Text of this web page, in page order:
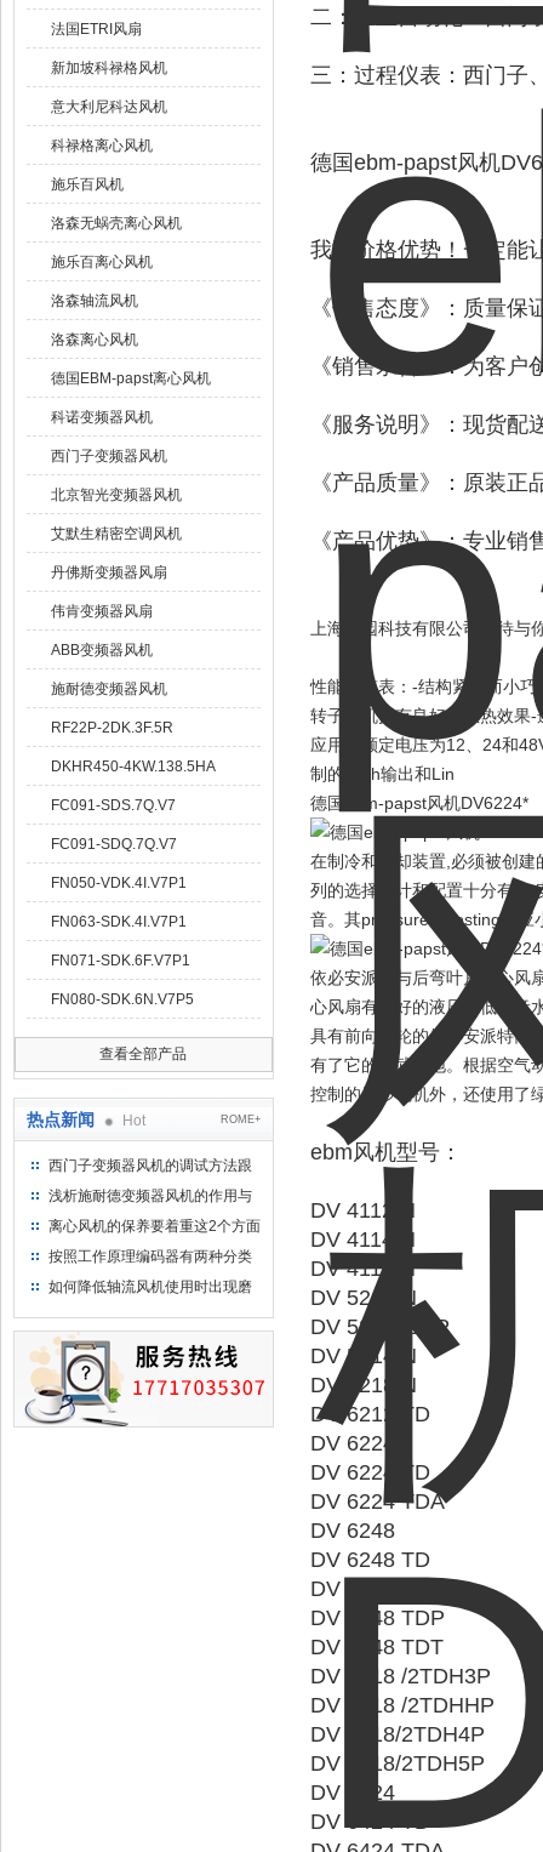
法国ETRI风扇
新加坡科禄格风机
意大利尼科达风机
科禄格离心风机
施乐百风机
洛森无蜗壳离心风机
施乐百离心风机
洛森轴流风机
洛森离心风机
德国EBM-papst离心风机
科诺变频器风机
西门子变频器风机
北京智光变频器风机
艾默生精密空调风机
丹佛斯变频器风扇
伟肯变频器风扇
ABB变频器风机
施耐德变频器风机
RF22P-2DK.3F.5R
DKHR450-4KW.138.5HA
FC091-SDS.7Q.V7
FC091-SDQ.7Q.V7
FN050-VDK.4I.V7P1
FN063-SDK.4I.V7P1
FN071-SDK.6F.V7P1
FN080-SDK.6N.V7P5
查看全部产品
热点新闻 Hot ROME+
西门子变频器风机的调试方法跟
步骤
浅析施耐德变频器风机的作用与
意义所在
离心风机的保养要着重这2个方面
按照工作原理编码器有两种分类
如何降低轴流风机使用时出现磨
二 ：工业自动化：西
三 ：过程仪表：西门子
德国ebm-papst风机
我司价格优势！一定能
《销售态度》：质量
《销售宗旨》：为客
《服务说明》：现货
《产品质量》：原装正
《产品优势》：专业
上海菁园科技有限公司期待与
性能一览表：-结构紧凑而小
转子电机拥有良好的散热效果
应用于额定电压为12、24和
制的Tach输出和Lin
德国ebm-papst风机DV6224*
在制冷和冷却装置,必须被创
列的选择设计和配置十分有效
音。其pressure-boosting效应
依必安派特与后弯叶片离心风
心风扇有很好的液压和低噪音
具有前向叶轮的依必安派特离
有了它的用武之地。根据空气
控制的异步电机外，还使用了
ebm风机型号：
DV 4112 N
DV 4114 N
DV 4118 N
DV 5212 N
DV 5214 /2HP
DV 5214 N
DV 5218 N
DV 6212 TD
DV 6224
DV 6224 TD
DV 6224 TDA
DV 6248
DV 6248 TD
DV 6248 TDA
DV 6248 TDP
DV 6248 TDT
DV 6318 /2TDH3P
DV 6318 /2TDHHP
DV 6318/2TDH4P
DV 6318/2TDH5P
DV 6424
DV 6424 TD